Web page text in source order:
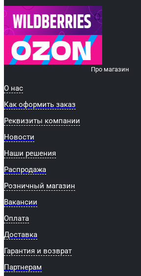
Про магазин
О нас
Как оформить заказ
Реквизиты компании
Новости
Наши решения
Распродажа
Розничный магазин
Вакансии
Оплата
Доставка
Гарантия и возврат
Партнерам